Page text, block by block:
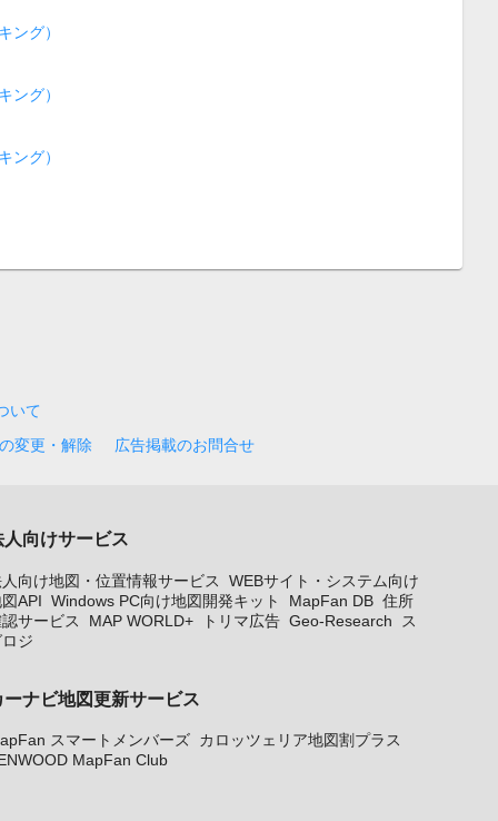
ング）
ング）
ング）
いて
変更・解除 広告掲載のお問合せ
人向けサービス
向け地図・位置情報サービス
WEBサイト・システム向け
API Windows PC向け地図開発キット MapFan DB 住所
サービス
MAP WORLD+ トリマ広告 Geo-Research
ス
ジ
ーナビ地図更新サービス
スマートメンバーズ カロッツェリア地図割プラス
MapFan Club